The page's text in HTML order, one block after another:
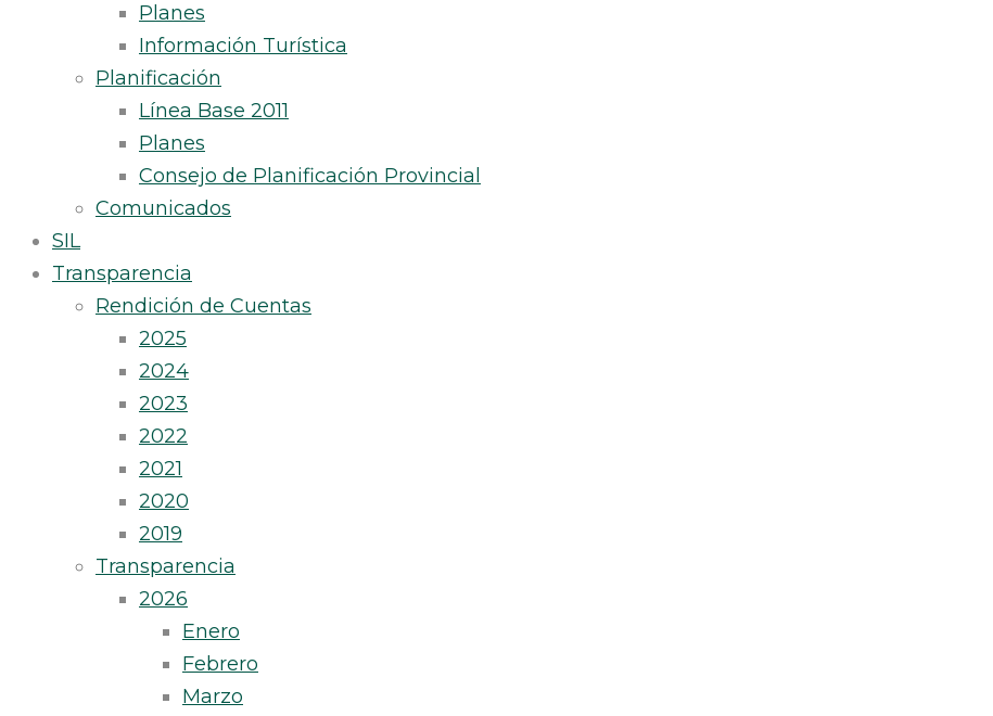
Planes
Información Turística
Planificación
Línea Base 2011
Planes
Consejo de Planificación Provincial
Comunicados
SIL
Transparencia
Rendición de Cuentas
2025
2024
2023
2022
2021
2020
2019
Transparencia
2026
Enero
Febrero
Marzo